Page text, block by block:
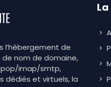
l’hébergement de
nom de domaine,
pop/imap/smtp,
dédiés et virtuels, la